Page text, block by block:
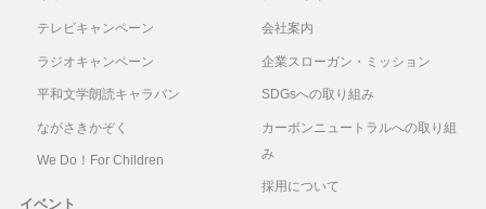
むか
長
2025
年1
月6
日本銀
行長崎
支店長
Thank You For The
Music/
テレビキャンペーン
ラジオキャンペーン
平和文学朗読キャラバン
ながさきかぞく
We Do！For Children
イベント
会社案内
企業スローガン・ミッション
SDGsへの取り組み
カーボンニュートラルへの取り組
み
採用について